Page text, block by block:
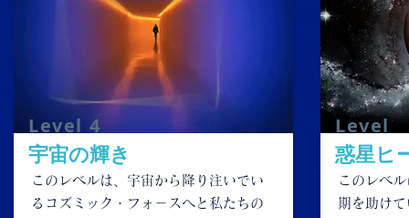
​Level 4
宇宙の輝き
このレベルは、宇宙から降り注いでい
るコズミック・フォ－スへと私たちの
​Level
惑星ヒ
このレベ
期を助け